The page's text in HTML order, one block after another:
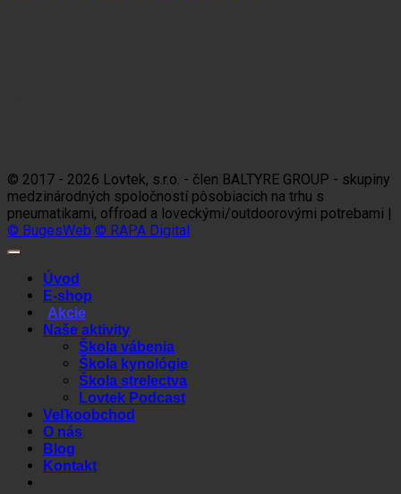
© 2017 - 2026 Lovtek, s.r.o. - člen BALTYRE GROUP - skupiny
medzinárodných spoločností pôsobiacich na trhu s
pneumatikami, offroad a loveckými/outdoorovými potrebami |
© BugesWeb © RAPA Digital
Úvod
E-shop
Akcie
Naše aktivity
Škola vábenia
Škola kynológie
Škola strelectva
Lovtek Podcast
Veľkoobchod
O nás
Blog
Kontakt